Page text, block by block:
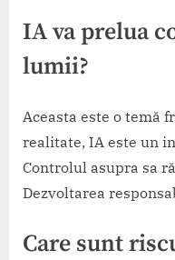
IA va prelua
lumii?
Aceasta este o temă
realitate, IA este un
Controlul asupra sa
Dezvoltarea
Care sunt